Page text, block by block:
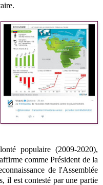
populaire (2009-2020),
comme Président de la
de l'Assemblée
il est contesté par une partie